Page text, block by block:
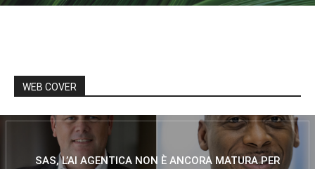
WEB COVER
SAS, L’AI AGENTICA NON È ANCORA MATURA PER